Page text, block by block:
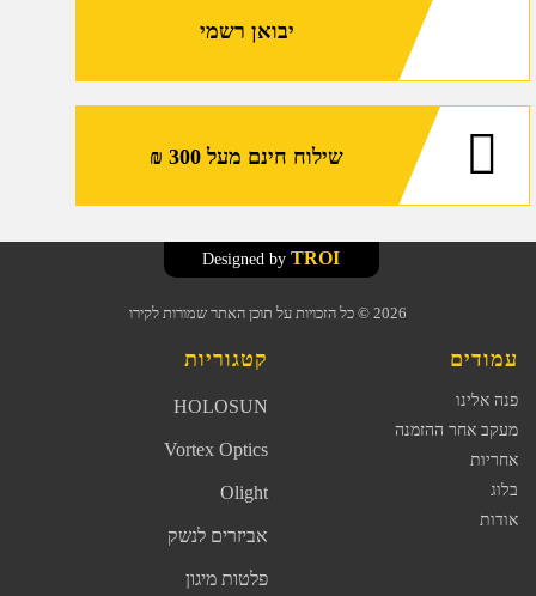
יבואן רשמי
שילוח חינם מעל 300 ₪
2026 © כל הזכויות על תוכן האתר שמורות לקירו
TROI
עמודים
פנה אלינו
מעקב אחר ההזמנה
אחריות
בלוג
אודות
קטגוריות
HOLOSUN
Vortex Optics
Olight
אביזרים לנשק
פלטות מיגון